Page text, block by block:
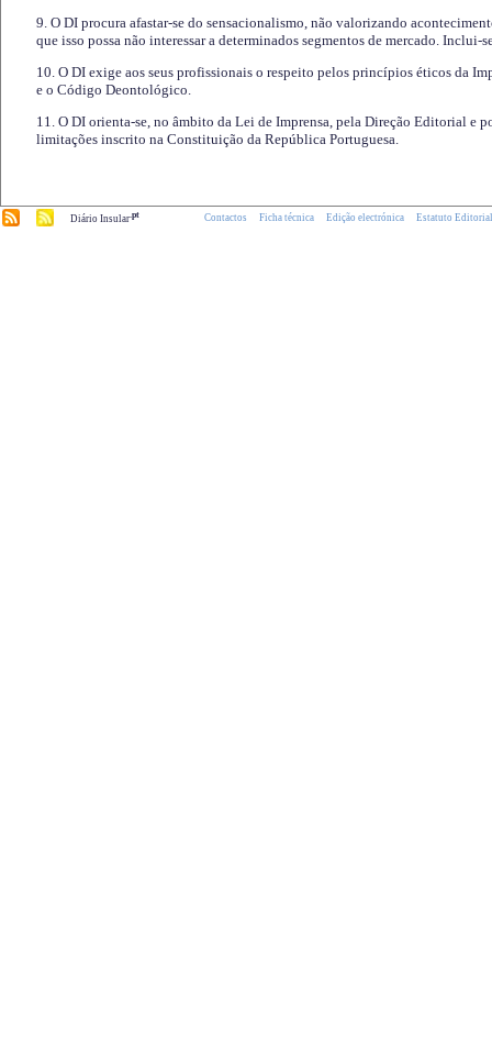
9. O DI procura afastar-se do sensacionalismo, não valorizando
que isso possa não interessar a determinados segmentos de mercado.
10. O DI exige aos seus profissionais o respeito pelos princípios éticos da
e o Código Deontológico.
11. O DI orienta-se, no âmbito da Lei de Imprensa, pela Direção Editorial e
limitações inscrito na Constituição da República Portuguesa.
Diário Insular.pt Contactos Ficha técnica Edição electrónica Estatuto Editorial